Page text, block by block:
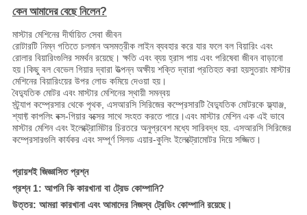
কেন আমাদের বেছে নিলেন?
মাস্টার মেশিনের দীর্ঘায়িত সেবা জীবন
রোটারটি নিম্ন গতিতে চলমান অসমত্রীক লাইন ব্যবহার করে যার ফলে বল বিয়ারিং এবং
রোলার বিয়ারিংগুলির সমর্থন রয়েছে। ক্ষতি এবং ব্যয় হ্রাস পায় এবং পরিষেবা জীবন বাড়ানো
হয়।কিছু বল বেভেল গিয়ার দ্বারা উত্পন্ন অক্ষীয় শক্তি দ্বারা প্রতিহত করা হয়সুতরাং মাস্টার
মেশিনের বিয়ারিংয়ের উপর লোড কমিয়ে দেওয়া হয়।
বৈদ্যুতিক মোটর এবং মাস্টার মেশিনের স্থায়ী সমন্বয়
স্ট্র্যাপ কম্প্রেসার থেকে পৃথক, এসআরসি সিরিজের কম্প্রেসারটি বৈদ্যুতিক মোটরকে ফ্ল্যাঞ্জ,
শ্যাফ্ট কাপলিং বক্স-গিয়ার বক্সের সাথে সংহত করতে পারে।এবং মাস্টার মেশিন এক এই ভাবে
মাস্টার মেশিন এবং ইলেক্ট্রোমিটার চিরতরে অনুপ্রবেশ মধ্যে সারিবদ্ধ হয়. এসআরসি সিরিজের
কম্প্রেসারগুলি কার্যকর এবং সম্পূর্ণ সিলড এয়ার-কুলিং ইলেক্ট্রোমোটর দিয়ে সজ্জিত।
প্রায়শই জিজ্ঞাসিত প্রশ্ন
প্রশ্ন 1: আপনি কি কারখানা বা ট্রেড কোম্পানি?
উত্তর: আমরা কারখানা এবং আমাদের নিজস্ব ট্রেডিং কোম্পানি রয়েছে।